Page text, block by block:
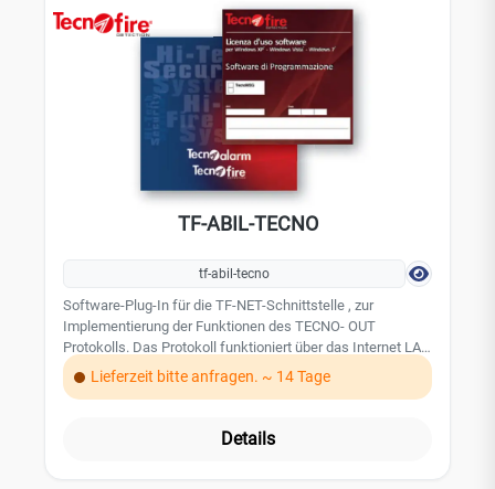
TF-ABIL-TECNO
tf-abil-tecno
Software-Plug-In für die TF-NET-Schnittstelle , zur
Implementierung der Funktionen des TECNO- OUT
Protokolls. Das Protokoll funktioniert über das Internet LAN
Netzwerk.Lieferzeit bitte anfragen. ~ 14 Tage
Details